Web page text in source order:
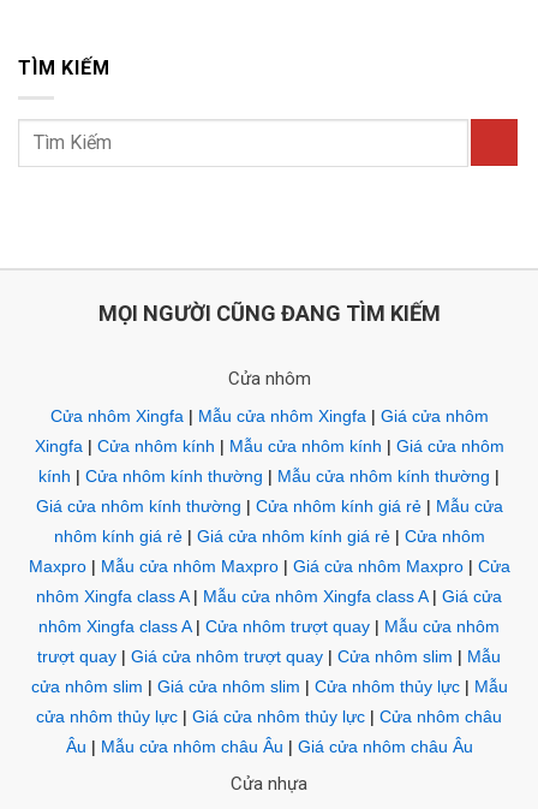
TÌM KIẾM
MỌI NGƯỜI CŨNG ĐANG TÌM KIẾM
Cửa nhôm
Cửa nhôm Xingfa | Mẫu cửa nhôm Xingfa | Giá cửa nhôm
Xingfa | Cửa nhôm kính | Mẫu cửa nhôm kính | Giá cửa nhôm
kính | Cửa nhôm kính thường | Mẫu cửa nhôm kính thường |
Giá cửa nhôm kính thường | Cửa nhôm kính giá rẻ| Mẫu cửa
nhôm kính giá rẻ| Giá cửa nhôm kính giá rẻ| Cửa nhôm
Maxpro| Mẫu cửa nhôm Maxpro| Giá cửa nhôm Maxpro| Cửa
nhôm Xingfa class A| Mẫu cửa nhôm Xingfa class A| Giá cửa
nhôm Xingfa class A| Cửa nhôm trượt quay | Mẫu cửa nhôm
trượt quay | Giá cửa nhôm trượt quay | Cửa nhôm slim | Mẫu
cửa nhôm slim | Giá cửa nhôm slim | Cửa nhôm thủy lực| Mẫu
cửa nhôm thủy lực | Giá cửa nhôm thủy lực | Cửa nhôm châu
Âu | Mẫu cửa nhôm châu Âu | Giá cửa nhôm châu Âu
Cửa nhựa